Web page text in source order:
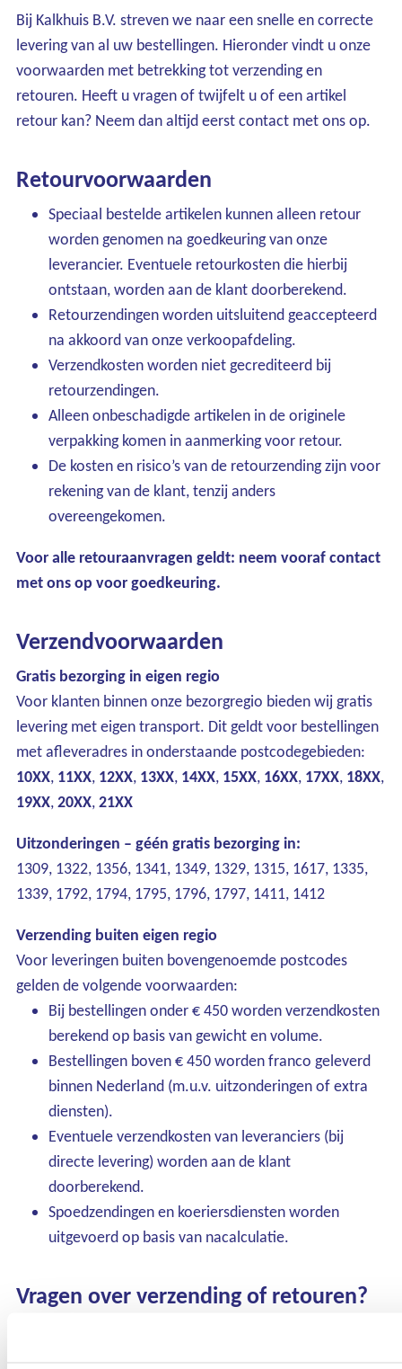
Ons assortiment
Onze diensten
Over Kalkhuis
Contact
Bij Kalkhuis B.V. streven we naar een snelle en correcte
levering van al uw bestellingen. Hieronder vindt u onze
voorwaarden met betrekking tot verzending en
retouren. Heeft u vragen of twijfelt u of een artikel
retour kan? Neem dan altijd eerst contact met ons op.
Retourvoorwaarden
Speciaal bestelde artikelen kunnen alleen retour
worden genomen na goedkeuring van onze
leverancier. Eventuele retourkosten die hierbij
ontstaan, worden aan de klant doorberekend.
Retourzendingen worden uitsluitend geaccepteerd
na akkoord van onze verkoopafdeling.
Verzendkosten worden niet gecrediteerd bij
retourzendingen.
Alleen onbeschadigde artikelen in de originele
verpakking komen in aanmerking voor retour.
De kosten en risico’s van de retourzending zijn voor
rekening van de klant, tenzij anders
overeengekomen.
Voor alle retouraanvragen geldt: neem vooraf contact
met ons op voor goedkeuring.
Verzendvoorwaarden
Gratis bezorging in eigen regio
Voor klanten binnen onze bezorgregio bieden wij gratis
levering met eigen transport. Dit geldt voor bestellingen
met afleveradres in onderstaande postcodegebieden:
10XX, 11XX, 12XX, 13XX, 14XX, 15XX, 16XX, 17XX, 18XX,
19XX,20XX,21XX
Uitzonderingen – géén gratis bezorging in:
1309, 1322, 1356, 1341, 1349, 1329, 1315, 1617, 1335,
1339, 1792, 1794, 1795, 1796, 1797, 1411, 1412
Verzending buiten eigen regio
Voor leveringen buiten bovengenoemde postcodes
gelden de volgende voorwaarden:
Bij bestellingen onder € 450 worden verzendkosten
berekend op basis van gewicht en volume.
Bestellingen boven € 450 worden franco geleverd
binnen Nederland (m.u.v. uitzonderingen of extra
diensten).
Eventuele verzendkosten van leveranciers (bij
directe levering) worden aan de klant
doorberekend.
Spoedzendingen en koeriersdiensten worden
uitgevoerd op basis van nacalculatie.
Vragen over verzending of retouren?